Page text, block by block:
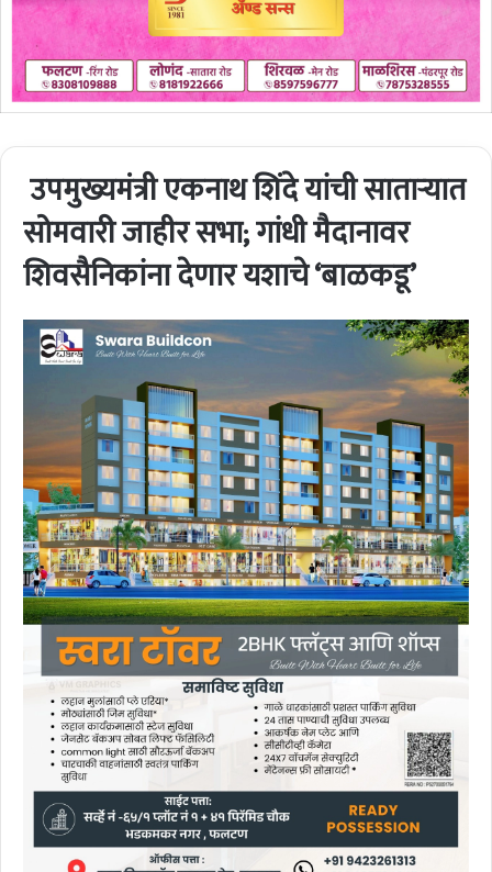
उपमुख्यमंत्री एकनाथ शिंदे यांची साताऱ्यात
सोमवारी जाहीर सभा; गांधी मैदानावर
शिवसैनिकांना देणार यशाचे ‘बाळकडू’